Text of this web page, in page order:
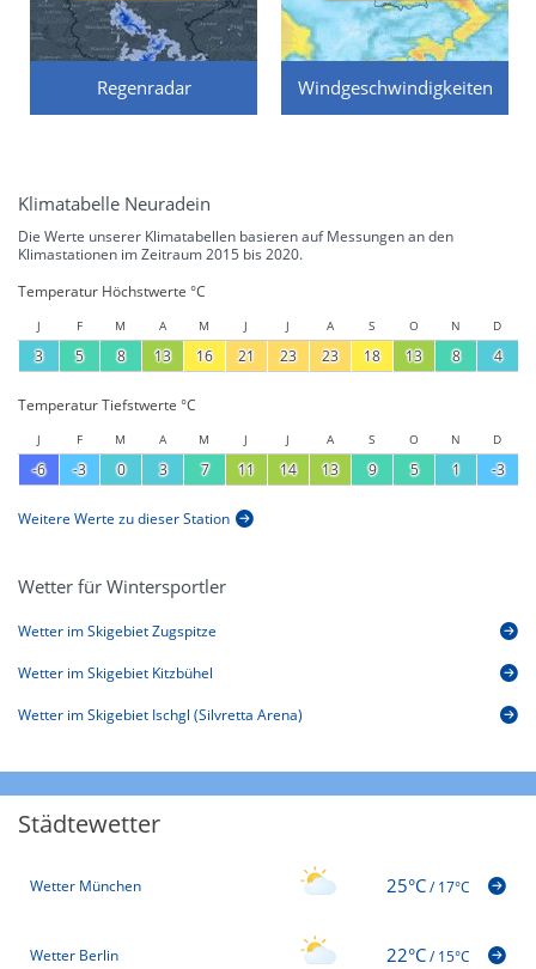
Regenradar Windgeschwindigkeiten
Klimatabelle Neuradein
Die Werte unserer Klimatabellen basieren auf Messungen an den
Klimastationen im Zeitraum 2015 bis 2020.
Temperatur Höchstwerte °C
J F M A M J J A S O N D
3 5 8 13 16 21 23 23 18 13 8 4
Temperatur Tiefstwerte °C
J F M A M J J A S O N D
-6 -3 0 3 7 11 14 13 9 5 1 -3
Weitere Werte zu dieser Station
Wetter für Wintersportler
Wetter im Skigebiet Zugspitze
Wetter im Skigebiet Kitzbühel
Wetter im Skigebiet Ischgl (Silvretta Arena)
Städtewetter
Wetter München 25°C/17°C
Wetter Berlin 22°C/15°C